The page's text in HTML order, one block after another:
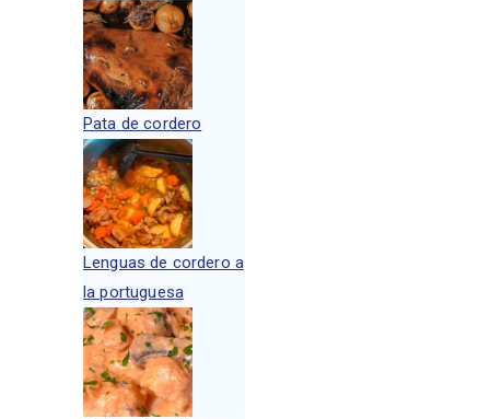
Pata de cordero
Lenguas de cordero a
la portuguesa